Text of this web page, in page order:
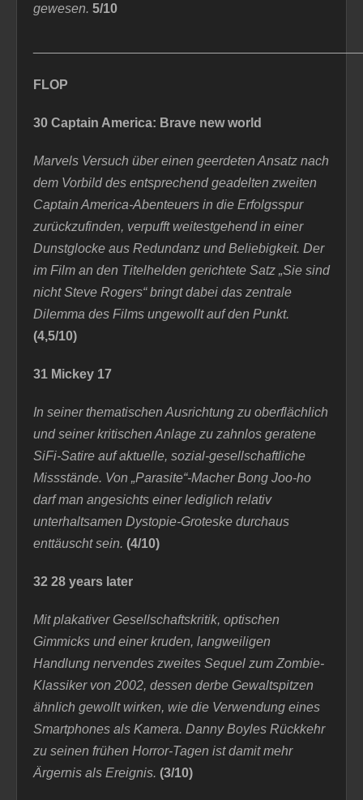
gewesen. 5/10
FLOP
30 Captain America: Brave new world
Marvels Versuch über einen geerdeten Ansatz nach
dem Vorbild des entsprechend geadelten zweiten
Captain America-Abenteuers in die Erfolgsspur
zurückzufinden, verpufft weitestgehend in einer
Dunstglocke aus Redundanz und Beliebigkeit. Der
im Film an den Titelhelden gerichtete Satz „Sie sind
nicht Steve Rogers“ bringt dabei das zentrale
Dilemma des Films ungewollt auf den Punkt.
(4,5/10)
31 Mickey 17
In seiner thematischen Ausrichtung zu oberflächlich
und seiner kritischen Anlage zu zahnlos geratene
SiFi-Satire auf aktuelle, sozial-gesellschaftliche
Missstände. Von „Parasite“-Macher Bong Joo-ho
darf man angesichts einer lediglich relativ
unterhaltsamen Dystopie-Groteske durchaus
enttäuscht sein. (4/10)
32 28 years later
Mit plakativer Gesellschaftskritik, optischen
Gimmicks und einer kruden, langweiligen
Handlung nervendes zweites Sequel zum Zombie-
Klassiker von 2002, dessen derbe Gewaltspitzen
ähnlich gewollt wirken, wie die Verwendung eines
Smartphones als Kamera. Danny Boyles Rückkehr
zu seinen frühen Horror-Tagen ist damit mehr
Ärgernis als Ereignis. (3/10)